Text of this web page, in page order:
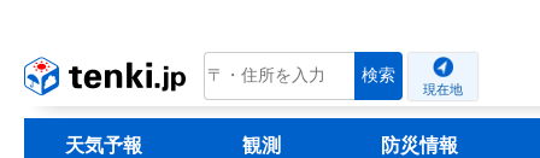
tenki.jp 検索
現在地
天気予報 観測 防災情報